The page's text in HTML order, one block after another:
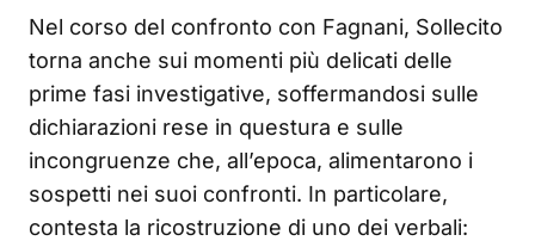
Nel corso del confronto con Fagnani, Sollecito
torna anche sui momenti più delicati delle
prime fasi investigative, soffermandosi sulle
dichiarazioni rese in questura e sulle
incongruenze che, all’epoca, alimentarono i
sospetti nei suoi confronti. In particolare,
contesta la ricostruzione di uno dei verbali: